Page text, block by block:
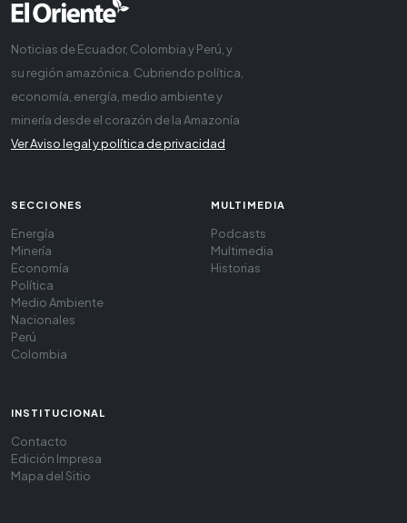
Noticias de Ecuador, Colombia y Perú, y
su región amazónica. Cubriendo política,
economía, energía, medio ambiente y
minería desde el corazón de la Amazonía
Ver Aviso legal y política de privacidad
SECCIONES
Energía
Minería
Economía
Política
Medio Ambiente
Nacionales
Perú
Colombia
MULTIMEDIA
Podcasts
Multimedia
Historias
INSTITUCIONAL
Contacto
Edición Impresa
Mapa del Sitio